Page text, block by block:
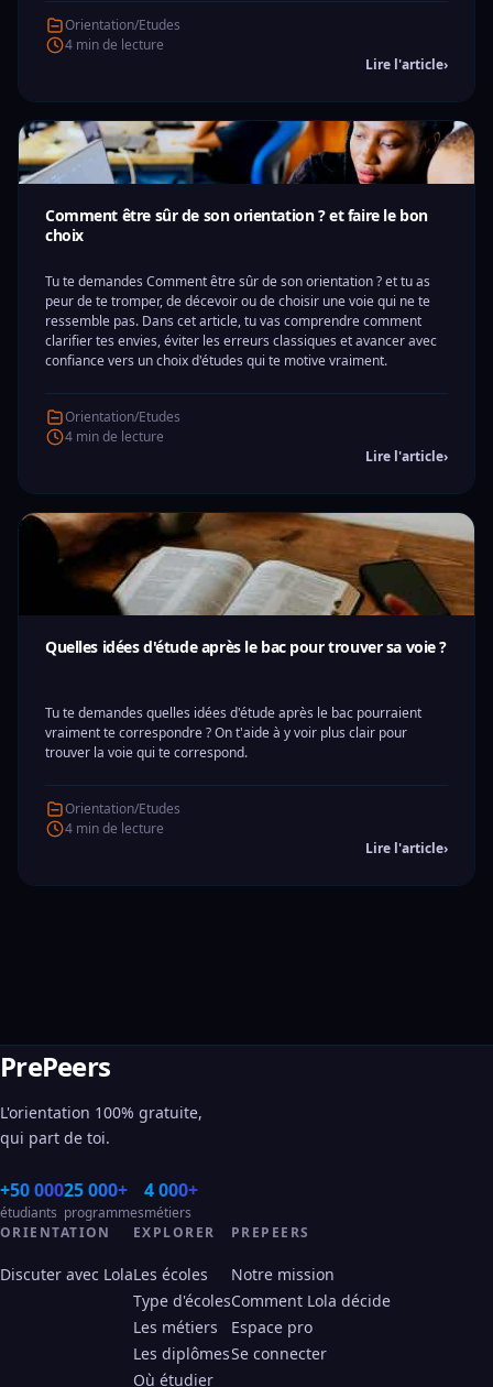
Orientation/Etudes
4 min de lecture
Lire l'article›
Comment être sûr de son orientation ? et faire le bon
choix
Tu te demandes Comment être sûr de son orientation ? et tu as
peur de te tromper, de décevoir ou de choisir une voie qui ne te
ressemble pas. Dans cet article, tu vas comprendre comment
clarifier tes envies, éviter les erreurs classiques et avancer avec
confiance vers un choix d'études qui te motive vraiment.
Orientation/Etudes
4 min de lecture
Lire l'article›
Quelles idées d'étude après le bac pour trouver sa voie ?
Tu te demandes quelles idées d'étude après le bac pourraient
vraiment te correspondre ? On t'aide à y voir plus clair pour
trouver la voie qui te correspond.
Orientation/Etudes
4 min de lecture
Lire l'article›
PrePeers
L'orientation 100% gratuite,
qui part de toi.
+50 000
étudiants
25 000+
programmes
4 000+
métiers
ORIENTATION
Discuter avec Lola
EXPLORER
Les écoles
Type d'écoles
Les métiers
Les diplômes
Où étudier
PREPEERS
Notre mission
Comment Lola décide
Espace pro
Se connecter